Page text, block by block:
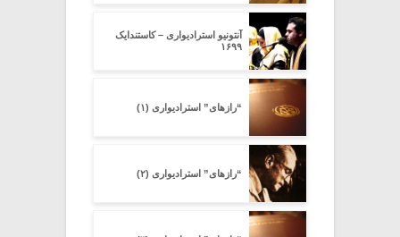
آنتونیو استرادیواری – کاستندایک
۱۶۹۹
“رازهای” استرادیواری (۱)
“رازهای” استرادیواری (۲)